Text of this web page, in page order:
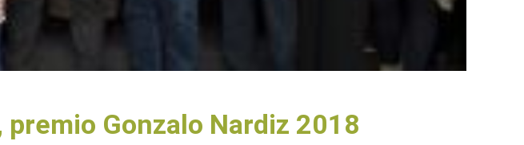
Gonzalo Nardiz 2018